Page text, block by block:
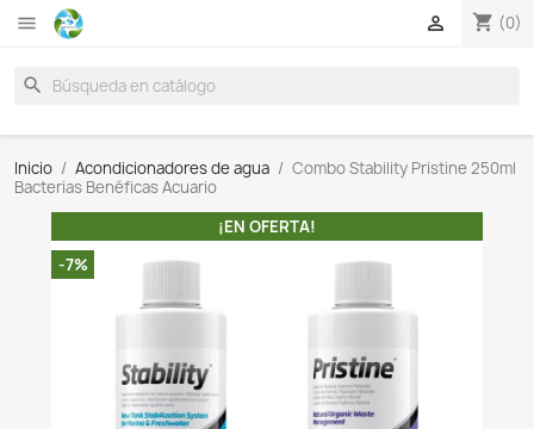

Inicio Acondicionadores de agua
Combo Stability
Bacterias Benéficas Acuario